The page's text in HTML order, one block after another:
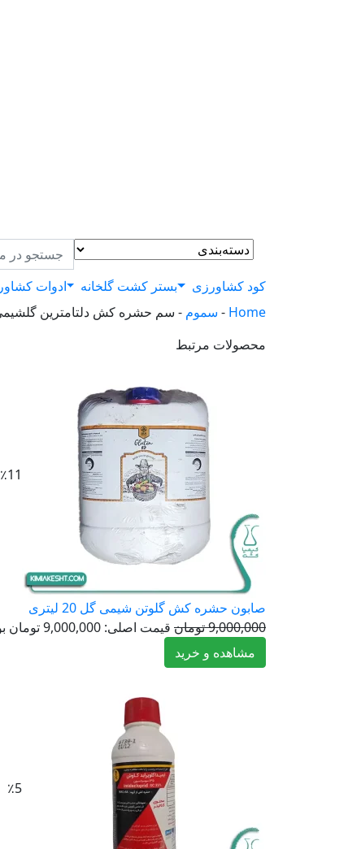
کود کشاورزی
بستر کشت گلخانه ادوات
Home
- سموم - سم حشره کش دلتامترین گلشیمی 1
محصولات مرتبط
٪11
صابون حشره کش گلوتن شیمی گل 20 لیتری
9,000,000تومان قیمت اصلی: 9,000,000 تومان بود.
مشاهده و خرید
٪5